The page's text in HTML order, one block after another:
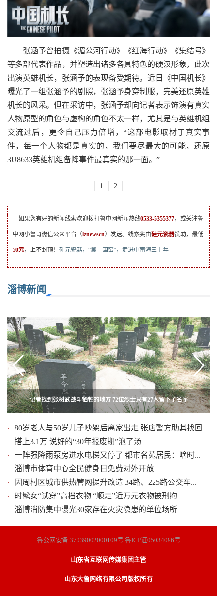
张涵予曾拍摄《湄公河行动》《红海行动》《集结号》
等多部代表作品，并塑造出诸多各具特色的硬汉形象，此次
出演英雄机长，张涵予的表现备受期待。近日《中国机长》
曝光了一组张涵予的剧照，张涵予身穿制服，完美还原英雄
机长的风采。但在采访中，张涵予却向记者表示饰演有真实
人物原型的角色与虚构的角色不太一样，尤其是与英雄机组
交流过后，更令自己压力倍增，“这部电影取材于真实事
件，每一个人物都是真实的，我们要尽最大的可能，还原
3U8633英雄机组备降事件最真实的那一面。”
1 2
如果您有好的新闻线索欢迎拨打鲁中网新闻热线0533-5355377，或关注鲁
中网小鲁哥微信公众平台（lznewscn）发送。线索奖由硅元瓷器赞助，最低
50元，上不封顶！ 硅元瓷器，“第一国窑”，走进中南海三十年！
淄博新闻
洋专家进村给俺义务看病来了 以色列医生在淄博加入人人争做“第一村医”活动
记者找到张树武战斗牺牲的地方 72位烈士只有27人留下了名字
· 80岁老人与50岁儿子吵架后离家出走 张店警方助其找回
· 搭上3.1万 说好的“30年报废期”泡了汤
· 一阵强降雨泵房进水电梯又停了 都市名苑居民：啥时...
· 淄博市体育中心全民健身日免费对外开放
· 因周村区城市供热管网提升改造 34路、225路公交车...
· 时髦女“试穿”高档衣物 “顺走”近万元衣物被刑拘
· 淄博消防集中曝光30家存在火灾隐患的单位场所
鲁公网安备 37039002000109号 鲁ICP证05034096号
山东省互联网传媒集团主管
山东大鲁网络有限公司版权所有